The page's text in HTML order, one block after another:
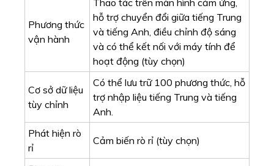
máy làm lạnh tuần hoàn (tùy chọn)
Báo động
Bộ rung và cửa sổ bật lên
Kiểm soát
nhiệt độ
0-200oC, độ chính xác hiển thị
0,1oC
Điện áp hoạt
động
Thời gian
0-999 giờ 60 phút, hiển thị đếm